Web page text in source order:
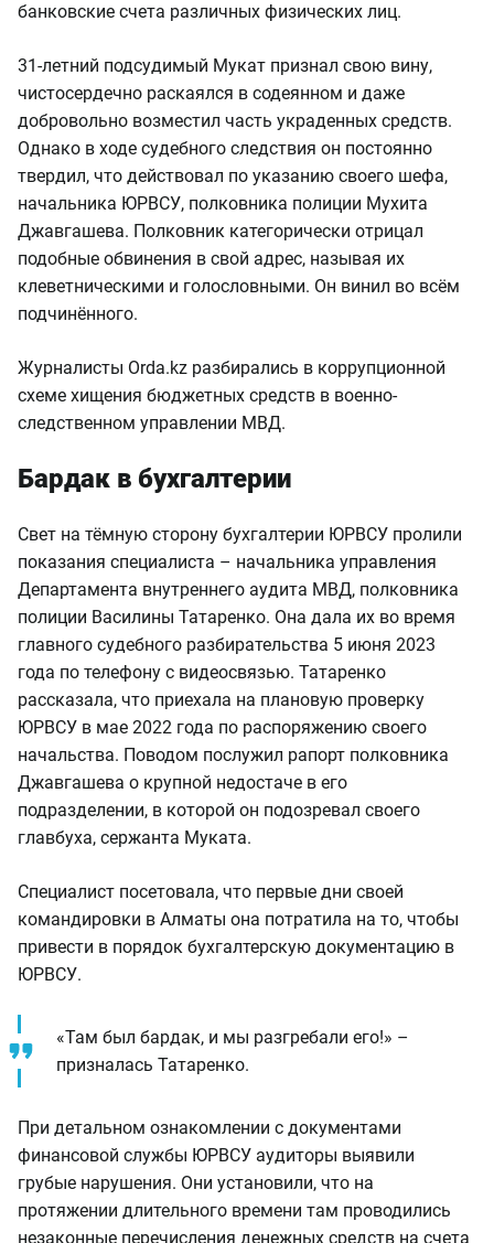
банковские счета различных физических лиц.
31-летний подсудимый Мукат признал свою вину,
чистосердечно раскаялся в содеянном и даже
добровольно возместил часть украденных средств.
Однако в ходе судебного следствия он постоянно
твердил, что действовал по указанию своего шефа,
начальника ЮРВСУ, полковника полиции Мухита
Джавгашева. Полковник категорически отрицал
подобные обвинения в свой адрес, называя их
клеветническими и голословными. Он винил во всём
подчинённого.
Журналисты Orda.kz разбирались в коррупционной
схеме хищения бюджетных средств в военно-
следственном управлении МВД.
Бардак в бухгалтерии
Свет на тёмную сторону бухгалтерии ЮРВСУ пролили
показания специалиста – начальника управления
Департамента внутреннего аудита МВД, полковника
полиции Василины Татаренко. Она дала их во время
главного судебного разбирательства 5 июня 2023
года по телефону с видеосвязью. Татаренко
рассказала, что приехала на плановую проверку
ЮРВСУ в мае 2022 года по распоряжению своего
начальства. Поводом послужил рапорт полковника
Джавгашева о крупной недостаче в его
подразделении, в которой он подозревал своего
главбуха, сержанта Муката.
Специалист посетовала, что первые дни своей
командировки в Алматы она потратила на то, чтобы
привести в порядок бухгалтерскую документацию в
ЮРВСУ.
«Там был бардак, и мы разгребали его!» –
призналась Татаренко.
При детальном ознакомлении с документами
финансовой службы ЮРВСУ аудиторы выявили
грубые нарушения. Они установили, что на
протяжении длительного времени там проводились
незаконные перечисления денежных средств на счета